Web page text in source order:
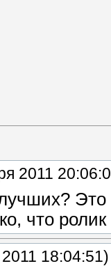
2011
что ролик
18:04:51)